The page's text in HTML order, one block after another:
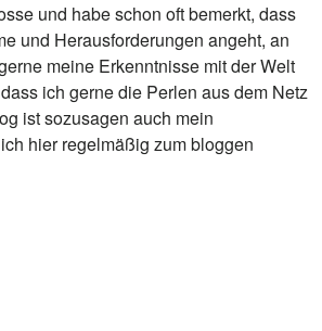
und habe schon oft bemerkt, dass
und Herausforderungen angeht, an
meine Erkenntnisse mit der Welt
ich gerne die Perlen aus dem Netz
ist sozusagen auch mein
hier regelmäßig zum bloggen